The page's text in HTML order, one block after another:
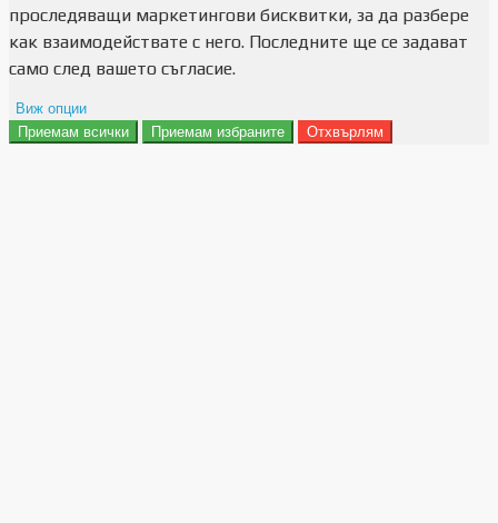
проследяващи маркетингови бисквитки, за да разбере
как взаимодействате с него. Последните ще се задават
само след вашето съгласие.
Виж опции
Препочитания за реклами
Приемам всички Приемам избраните Отхвърлям